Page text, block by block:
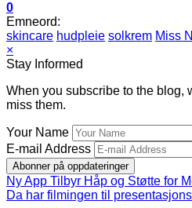
0
Emneord:
skincare hudpleie solkrem Miss
×
Stay Informed
When you subscribe to the blog,
miss them.
Your Name
E-mail Address
Abonner på oppdateringer
Ny App Tilbyr Håp og Støtte for
Da har filmingen til